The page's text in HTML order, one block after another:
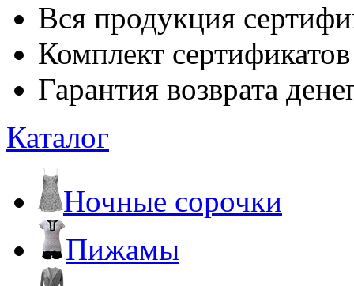
Вся продукция
Комплект
Гарантия возврата
Каталог
Ночные сорочки
Пижамы